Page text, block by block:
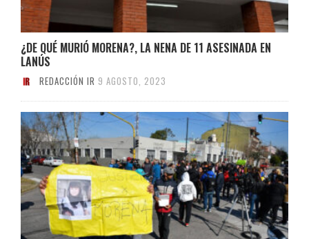
¿DE QUÉ MURIÓ MORENA?, LA NENA DE 11 ASESINADA EN
LANÚS
REDACCIÓN IR 9 AGOSTO, 2023